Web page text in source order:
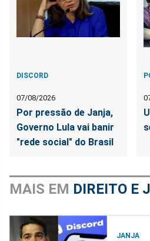
DISCORD
07/08/2026
Por pressão de Janja,
Governo Lula vai banir
"rede social" do Brasil
MAIS EM DIREITO E
JANJA